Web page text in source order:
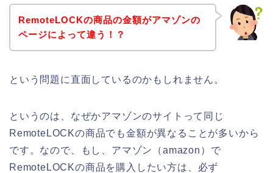
RemoteLOCKの商品の金額がアマゾンの
ページによって違う！？
という問題に直面しているのかもしれません。
というのは、なぜかアマゾンのサイトって同じ
RemoteLOCKの商品でも金額が異なることが多いから
です。なので、もし、アマゾン（amazon）で
RemoteLOCKの商品を購入したい方は、必ず